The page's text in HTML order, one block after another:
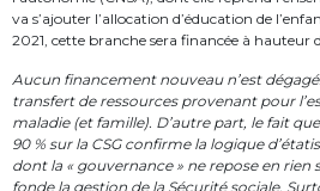
va s’ajouter l’allocation d’éducation de
2021, cette branche sera financée à hauteur
Aucun financement nouveau n’est
transfert de ressources provenant pour
maladie (et famille). D’autre part, le fait
90 % sur la CSG confirme la logique
dont la « gouvernance » ne repose en
fonde la gestion de la Sécurité sociale.